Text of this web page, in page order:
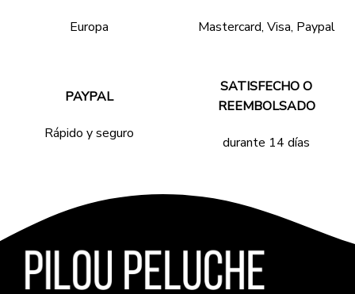
Europa Mastercard, Visa, Paypal
PAYPAL
Rápido y seguro
SATISFECHO O
REEMBOLSADO
durante 14 días